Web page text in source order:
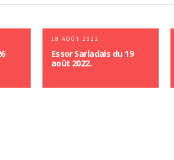
18 AOÛT 2022
Essor Sarladais du 19
août 2022.